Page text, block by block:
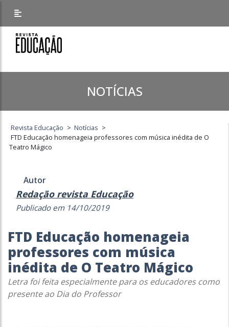
NOTÍCIAS
Revista Educação > Notícias >
FTD Educação homenageia professores com música inédita de O
Teatro Mágico
Autor
Redação revista Educação
Publicado em 14/10/2019
FTD Educação homenageia
professores com música
inédita de O Teatro Mágico
Letra foi feita especialmente para os educadores como
presente ao Dia do Professor